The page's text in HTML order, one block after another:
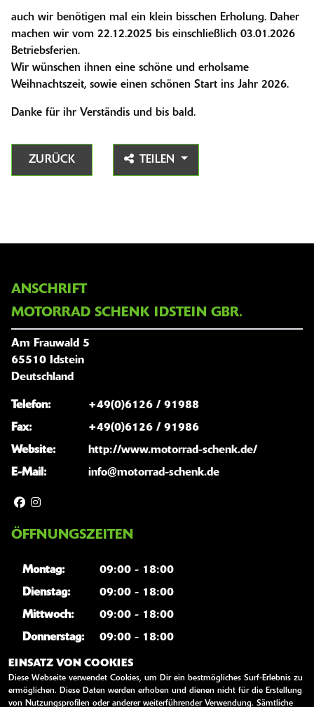
auch wir benötigen mal ein klein bisschen Erholung. Daher
machen wir vom 22.12.2025 bis einschließlich 03.01.2026
Betriebsferien.
Wir wünschen ihnen eine schöne und erholsame
Weihnachtszeit, sowie einen schönen Start ins Jahr 2026.
Danke für ihr Verständis und bis bald.
ZURÜCK TEILEN
ANSCHRIFT
MOTORRAD SCHENK IDSTEIN GBR.
Am Frauwald 5
65510 Idstein
Deutschland
Telefon:
+49(0)6126 / 91988
Fax:
+49(0)6126 / 91986
Website:
http://www.motorrad-schenk.de/
E-Mail:
info@motorrad-schenk.de
ÖFFNUNGSZEITEN
Montag:
09:00 - 18:00
Dienstag:
09:00 - 18:00
Mittwoch:
09:00 - 18:00
Donnerstag:
09:00 - 18:00
Freitag:
09:00 - 18:00
Samstag:
10:00 - 13:00
Sonntag:
geschlossen
EINSATZ VON COOKIES
Diese Webseite verwendet Cookies, um Dir ein bestmögliches Surf-Erlebnis zu
ermöglichen. Diese Daten werden erhoben und dienen nicht für die Erstellung
von Nutzungsprofilen oder anderer weiterführender Verwendung. Sämtliche